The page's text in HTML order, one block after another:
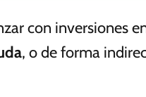
con inversiones
, o de forma